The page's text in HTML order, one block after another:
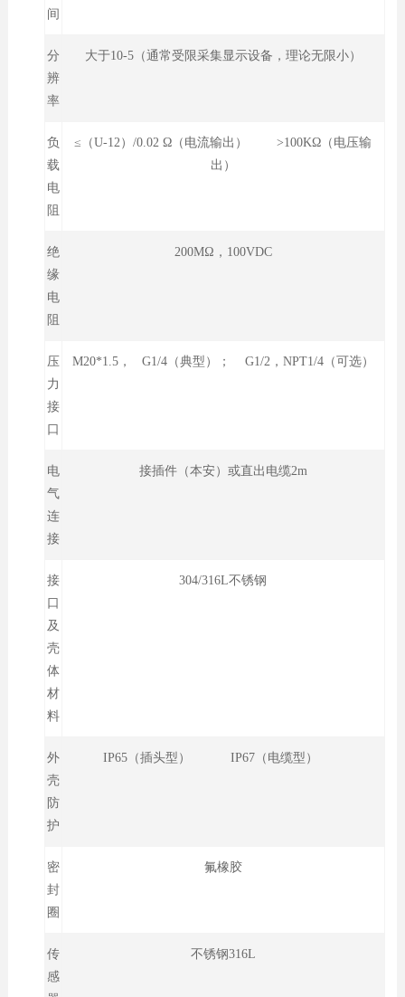
间
分
辨
率
大于10-5（通常受限采集显示设备，理论无限小）
负
载
电
阻
≤（U-12）/0.02 Ω（电流输出） >100KΩ（电压输
出）
绝
缘
电
阻
200MΩ，100VDC
压
力
接
口
M20*1.5， G1/4（典型）； G1/2，NPT1/4（可选）
电
气
连
接
接插件（本安）或直出电缆2m
接
口
及
壳
体
材
料
304/316L不锈钢
外
壳
防
护
IP65（插头型） IP67（电缆型）
密
封
圈
氟橡胶
传
感
不锈钢316L